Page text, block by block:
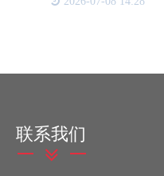
键的是，它们对品牌
联系我们